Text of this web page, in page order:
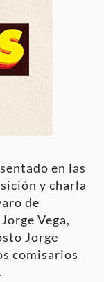
en las
y charla
de
Vega,
Jorge
comisarios